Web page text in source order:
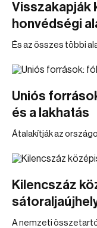
Visszakapják
honvédségi
És az összes többi
Uniós
és a lakhatás
Átalakítják az
Kilencszáz
A nemzeti